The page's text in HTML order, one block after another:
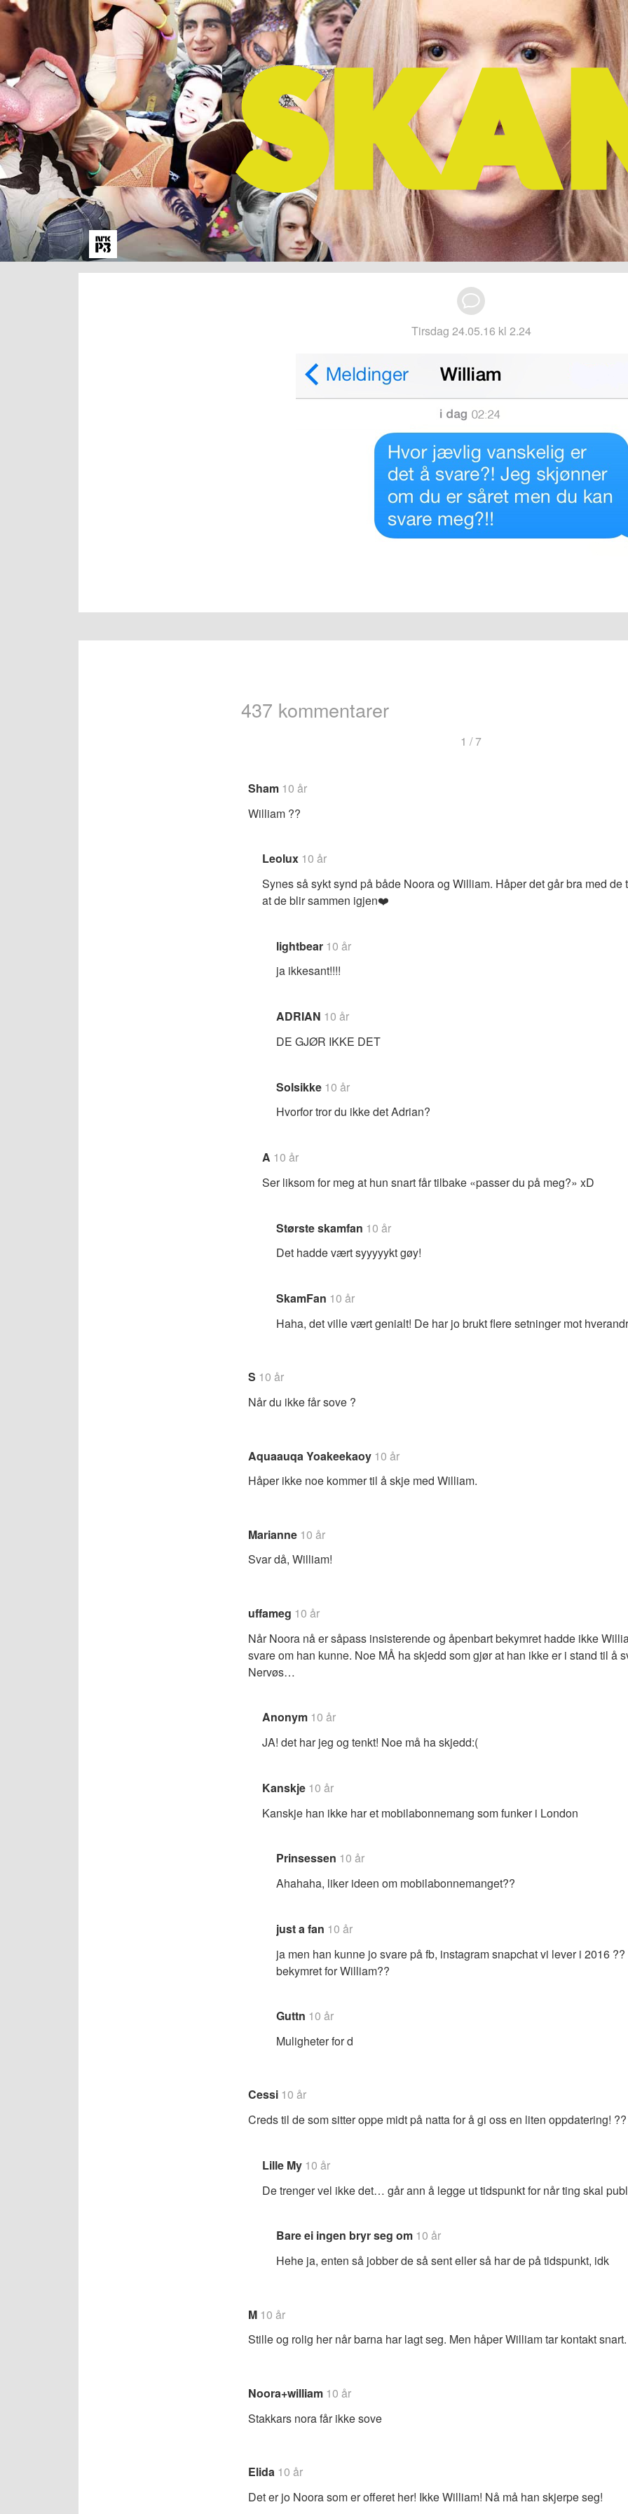
tirsdag 24.05.16 kl 2.24
437 kommentarer
kommentarer
1 / 7
Sham 10 år
William ??
Leolux 10 år
Synes så sykt synd på både Noora og William. Håper det går bra med de
at de blir sammen igjen❤️
lightbear 10 år
ja ikkesant!!!!
ADRIAN 10 år
DE GJØR IKKE DET
Solsikke 10 år
Hvorfor tror du ikke det Adrian?
A 10 år
Ser liksom for meg at hun snart får tilbake «passer du på meg?» xD
Største skamfan 10 år
Det hadde vært syyyyykt gøy!
SkamFan 10 år
Haha, det ville vært genialt! De har jo brukt flere setninger mot
S 10 år
Når du ikke får sove ?
Aquaauqa Yoakeekaoy 10 år
Håper ikke noe kommer til å skje med William.
Marianne 10 år
Svar då, William!
uffameg 10 år
Når Noora nå er såpass insisterende og åpenbart bekymret hadde ikke
svare om han kunne. Noe MÅ ha skjedd som gjør at han ikke er i stand til å
Nervøs…
Anonym 10 år
JA! det har jeg og tenkt! Noe må ha skjedd:(
Kanskje 10 år
Kanskje han ikke har et mobilabonnemang som funker i London
Prinsessen 10 år
Ahahaha, liker ideen om mobilabonnemanget??
just a fan 10 år
ja men han kunne jo svare på fb, instagram snapchat vi lever i 2016
bekymret for William??
Guttn 10 år
Muligheter for d
Cessi 10 år
Creds til de som sitter oppe midt på natta for å gi oss en liten oppdatering! ??
Lille My 10 år
De trenger vel ikke det… går ann å legge ut tidspunkt for når ting skal
Bare ei ingen bryr seg om 10 år
Hehe ja, enten så jobber de så sent eller så har de på tidspunkt, idk
M 10 år
Stille og rolig her når barna har lagt seg. Men håper William tar kontakt snart.
Noora+william 10 år
Stakkars nora får ikke sove
Elida 10 år
Det er jo Noora som er offeret her! Ikke William! Nå må han skjerpe seg!